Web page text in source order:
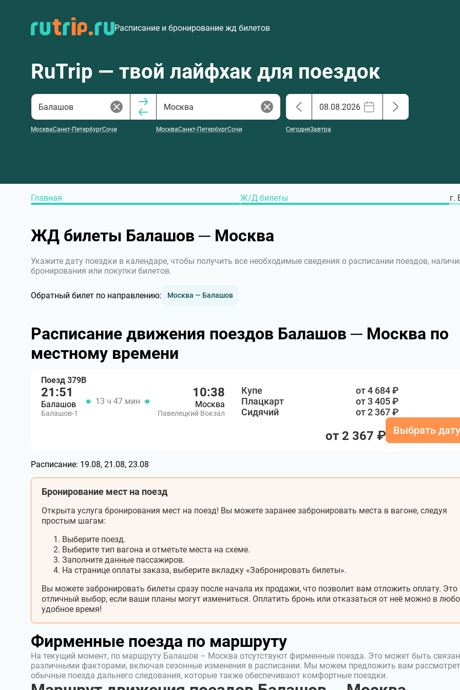
Расписание и бронирование жд билетов
RuTrip — твой лайфхак для поездок
МоскваСанкт-ПетербургСочи МоскваСанкт-ПетербургСочи СегодняЗавтра
Главная Ж/Д билеты г.
ЖД билеты Балашов ─ Москва
Укажите дату поездки в календаре, чтобы получить все необходимые сведения о расписании поездов,
бронирования или покупки билетов.
Обратный билет по направлению: Москва — Балашов
Расписание движения поездов Балашов ─ Москва по
местному времени
Поезд 379В
21:51
Балашов
Балашов-1
13 ч 47 мин
10:38
Москва
Павелецкий Вокзал
Купе
от 4 684 ₽
Плацкарт
от 3 405 ₽
Сидячий
от 2 367 ₽
от 2 367 ₽ Выбрать дату
Расписание: 19.08, 21.08, 23.08
Бронирование мест на поезд
Открыта услуга бронирования мест на поезд! Вы можете заранее забронировать места в вагоне, следуя
простым шагам:
Выберите поезд.
Выберите тип вагона и отметьте места на схеме.
Заполните данные пассажиров.
На странице оплаты заказа, выберите вкладку «Забронировать билеты».
Вы можете забронировать билеты сразу после начала их продажи, что позволит вам отложить оплату. Это
отличный выбор, если ваши планы могут измениться. Оплатить бронь или отказаться от неё можно в
удобное время!
Фирменные поезда по маршруту
На текущий момент, по маршруту Балашов – Москва отсутствуют фирменные поезда. Это может быть
различными факторами, включая сезонные изменения в расписании. Мы можем предложить вам
обычные поезда дальнего следования, которые также обеспечивают комфортные поездки.